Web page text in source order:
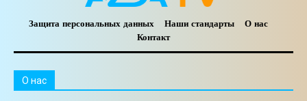
Защита персональных данных Наши стандарты
О нас
Контакт
O нас